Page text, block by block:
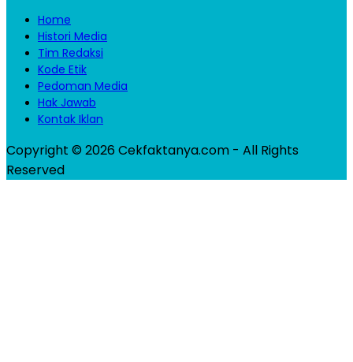
Home
Histori Media
Tim Redaksi
Kode Etik
Pedoman Media
Hak Jawab
Kontak Iklan
Copyright © 2026 Cekfaktanya.com - All Rights
Reserved